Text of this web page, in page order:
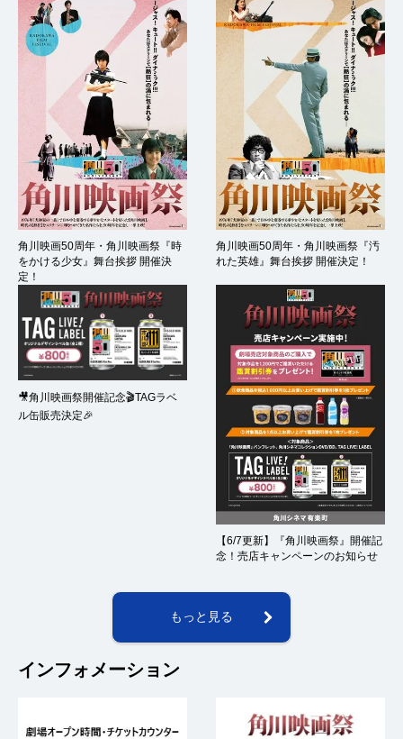
角川映画50周年・角川映画祭『時
をかける少女』舞台挨拶 開催決
定！
角川映画50周年・角川映画祭『汚
れた英雄』舞台挨拶 開催決定！
🎥角川映画祭開催記念🎬TAGラベ
ル缶販売決定🎉
【6/7更新】『角川映画祭』開催記
念！売店キャンペーンのお知らせ
もっと見る
インフォメーション